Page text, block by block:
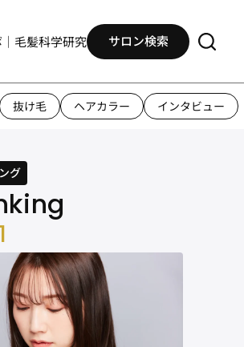
｜毛髪科学研究 サロン検索
抜け毛 ヘアカラー インタビュー
グ